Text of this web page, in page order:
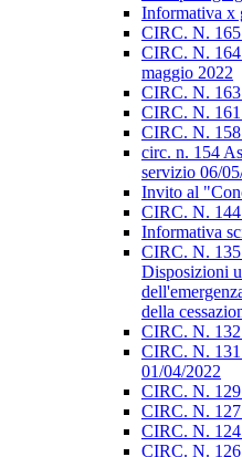
Informativa x
CIRC. N. 165
CIRC. N.
maggio 2022
CIRC. N. 163
CIRC. N. 161
CIRC. N. 158
circ. n. 154
servizio 06/
Invito al
CIRC. N.
Informativa
CIRC. N.
Disposizioni
della
CIRC. N.
CIRC. N. 131
01/04/2022
CIRC. N. 129
CIRC. N. 127
CIRC. N. 124
CIRC. N. 126